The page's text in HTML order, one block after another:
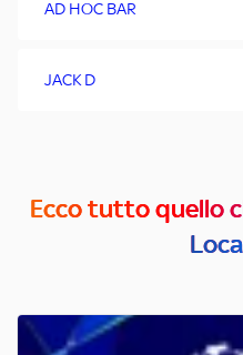
AD HOC BAR
JACK D
Ecco tutto quello